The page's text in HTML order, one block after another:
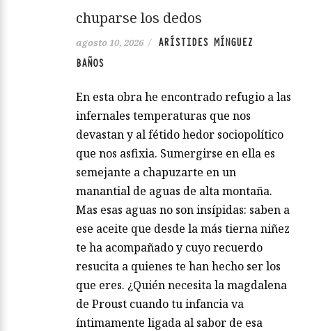
chuparse los dedos
agosto 10, 2026 /
ARÍSTIDES MÍNGUEZ
BAÑOS
En esta obra he encontrado refugio a las
infernales temperaturas que nos
devastan y al fétido hedor sociopolítico
que nos asfixia. Sumergirse en ella es
semejante a chapuzarte en un
manantial de aguas de alta montaña.
Mas esas aguas no son insípidas: saben a
ese aceite que desde la más tierna niñez
te ha acompañado y cuyo recuerdo
resucita a quienes te han hecho ser los
que eres. ¿Quién necesita la magdalena
de Proust cuando tu infancia va
íntimamente ligada al sabor de esa